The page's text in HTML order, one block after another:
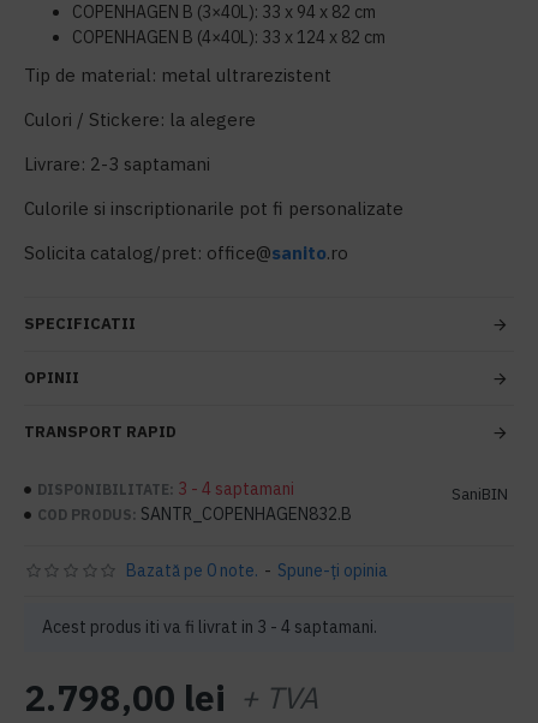
COPENHAGEN B (3×40L): 33 x 94 x 82 cm
COPENHAGEN B (4×40L): 33 x 124 x 82 cm
Tip de material: metal ultrarezistent
Culori / Stickere: la alegere
Livrare: 2-3 saptamani
Culorile si inscriptionarile pot fi personalizate
Solicita catalog/pret: office@sanito.ro
SPECIFICATII
OPINII
TRANSPORT RAPID
DISPONIBILITATE: 3 - 4 saptamani
COD PRODUS: SANTR_COPENHAGEN832.B
SaniBIN
Acest produs iti va fi livrat in 3 - 4 saptamani.
Bazată pe 0 note. - Spune-ţi opinia
2.798,00 lei + TVA